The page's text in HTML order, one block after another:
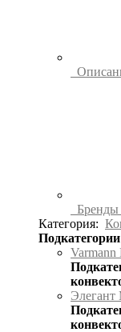
Бренды
Категория: